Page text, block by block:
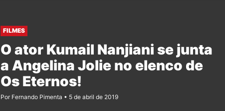
FILMES
O ator Kumail Nanjiani se junta
a Angelina Jolie no elenco de
Os Eternos!
Por Fernando Pimenta 5 de abril de 2019